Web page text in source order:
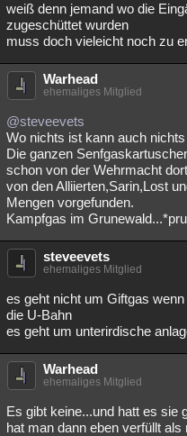
weiß denn jemand wo die
zugeschüttet wurden
muss doch vieleicht noch zu
Warhead
ehemaliges Mitglied
@steveevets
Wo nichts ist kann auch
Die ganzen
schon von der Wehrmacht
von den Alliierten,Sarin,Lost
Mengen vorgefunden.
Kampfgas im
steveevets
ehemaliges Mitglied
es geht nicht um Giftgas
die U-Bahn
es geht um unterirdische
Warhead
ehemaliges Mitglied
Es gibt keine...und hatt es sie
hat man dann eben verfüllt